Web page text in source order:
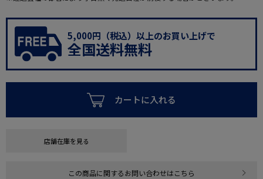
5,000円（税込）以上のお買い上げで
全国送料無料
カートに入れる
店舗在庫を見る
この商品に関するお問い合わせはこちら